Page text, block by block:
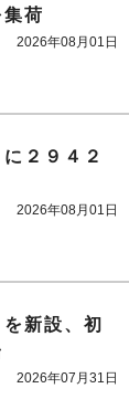
荷
2026年08月01日
２９４２
2026年08月01日
を新設、初
2026年07月31日